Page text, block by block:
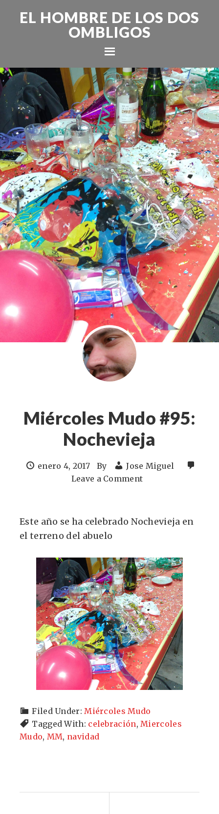
EL HOMBRE DE LOS DOS
OMBLIGOS
Miércoles Mudo #95:
Nochevieja
enero 4, 2017 By
Jose Miguel
Leave a Comment
Este año se ha celebrado Nochevieja en
el terreno del abuelo
Filed Under:Miércoles Mudo
Tagged With: celebración,Miercoles
Mudo, MM, navidad